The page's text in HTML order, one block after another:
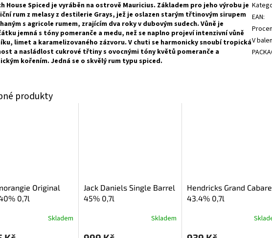
House Spiced je vyráběn na ostrově Mauricius. Základem pro jeho výrobu je
rum z melasy z destilerie Grays, jež je oslazen starým třtinovým sirupem
s agricole rumem, zrajícím dva roky v dubovým sudech. Vůně je
jemná s tóny pomeranče a medu, než se naplno projeví intenzivní vůně
limet a karamelizovaného zázvoru. V chuti se harmonicky snoubí tropická
a nasládlost cukrové třtiny s ovocnými tóny květů pomeranče a
kořením. Jedná se o skvělý rum typu spiced.
EAN:
V
Original
0,7l
Skladem
Jack Daniels Single Barrel
45% 0,7l
Skladem
Hendricks Grand
43.4% 0,7l